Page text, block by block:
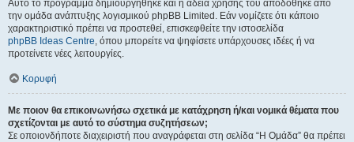
Αυτό το πρόγραμμα δημιουργήθηκε και η άδεια χρήσης του αποδόθηκε από
την ομάδα ανάπτυξης λογισμικού phpBB Limited. Εάν νομίζετε ότι κάποιο
χαρακτηριστικό πρέπει να προστεθεί, επισκεφθείτε την ιστοσελίδα
phpBB Ideas Centre, όπου μπορείτε να ψηφίσετε υπάρχουσες ιδέες ή να
προτείνετε νέες λειτουργίες.
Κορυφή
Με ποιον θα επικοινωνήσω σχετικά με κατάχρηση ή/και νομικά θέματα που
σχετίζονται με αυτό το σύστημα συζητήσεων;
Σε οποιονδήποτε διαχειριστή που αναγράφεται στη σελίδα “Η Ομάδα” θα πρέπει